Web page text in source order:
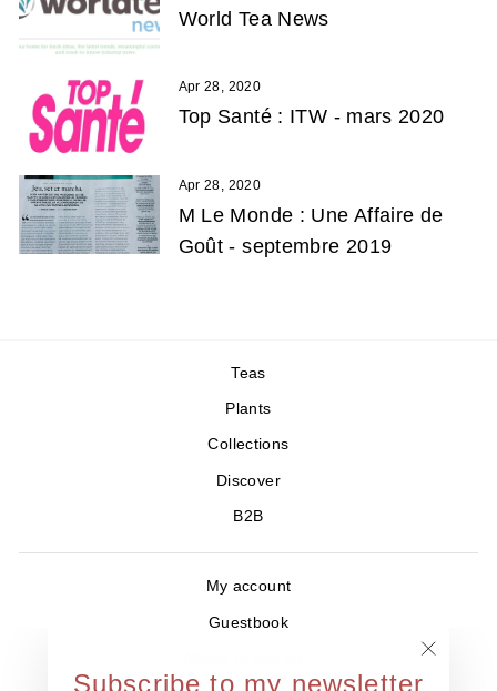
Subscribe to my newsletter
World Tea News
Apr 28, 2020
Top Santé : ITW - mars 2020
Apr 28, 2020
M Le Monde : Une Affaire de
Goût - septembre 2019
Teas
Plants
Collections
Discover
B2B
My account
Guestbook